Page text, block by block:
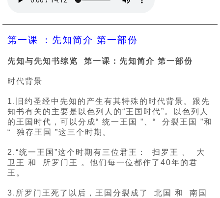
第一课 ：先知简介 第一部份
先知与先知书综览 第一课：先知简介 第一部份
时代背景
1.旧约圣经中先知的产生有其特殊的时代背景。跟先
知书有关的主要是以色列人的“王国时代”。以色列人
的王国时代，可以分成“ 统一王国 ”、“ 分裂王国 ”和
“ 独存王国 ”这三个时期。
2.“统一王国”这个时期有三位君王： 扫罗王 、 大
卫王 和 所罗门王 。他们每一位都作了40年的君
王。
3.所罗门王死了以后，王国分裂成了 北国 和 南国